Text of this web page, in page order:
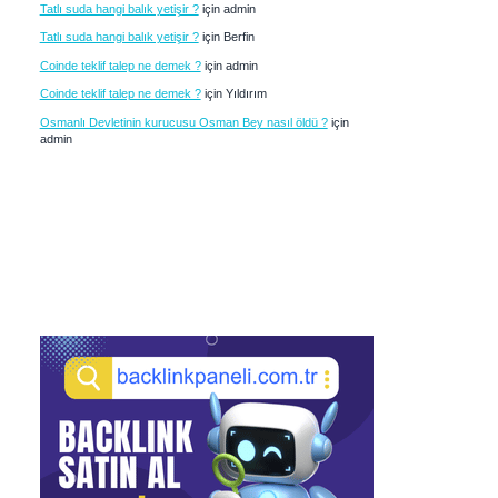
Tatlı suda hangi balık yetişir ?için admin
Tatlı suda hangi balık yetişir ?için Berfin
Coinde teklif talep ne demek ?için admin
Coinde teklif talep ne demek ?için Yıldırım
Osmanlı Devletinin kurucusu Osman Bey nasıl öldü ?için
admin